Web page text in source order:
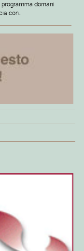
programma domani
con…
more characters for